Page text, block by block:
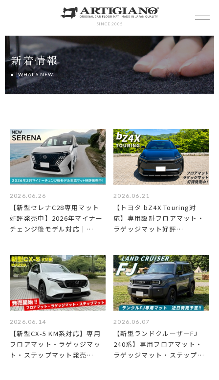
SINCE 2005
新着情報
WHAT’S NEW
2026.06.26
【新型セレナC28専用マット
好評発売中】2026年マイナー
チェンジ後モデル対応｜…
2026.06.21
【トヨタ bZ4X Touring対
応】専用設計フロアマット・
ラゲッジマット好評…
2026.06.14
【新型CX-5 KM系対応】専用
フロアマット・ラゲッジマッ
ト・ステップマット発売…
2026.06.07
【新型ランドクルーザーFJ
240系】専用フロアマット・
ラゲッジマット・ステップ…